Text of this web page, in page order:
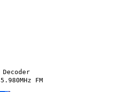
Decoder
FM